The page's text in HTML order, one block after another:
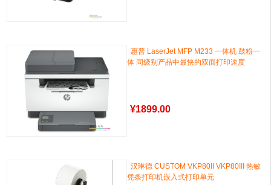
惠普 LaserJet MFP M233 一体机 鼓粉一
体 同级别产品中最快的双面打印速度
¥1899.00
汉琳德 CUSTOM VKP80II VKP80III 热敏
凭条打印机嵌入式打印单元